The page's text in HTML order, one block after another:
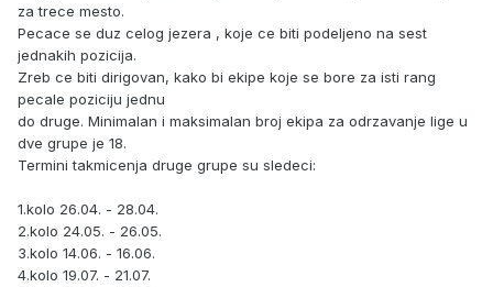
za trece mesto.
Pecace se duz celog jezera , koje ce biti podeljeno na sest
jednakih pozicija.
Zreb ce biti dirigovan, kako bi ekipe koje se bore za isti rang
pecale poziciju jednu
do druge. Minimalan i maksimalan broj ekipa za odrzavanje lige u
dve grupe je 18.
Termini takmicenja druge grupe su sledeci:
1.kolo 26.04. - 28.04.
2.kolo 24.05. - 26.05.
3.kolo 14.06. - 16.06.
4.kolo 19.07. - 21.07.